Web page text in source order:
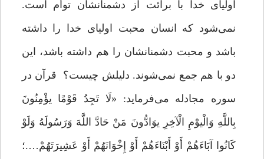
اولیای خدا با برائت از دشمنانشان توأم است.
نمى‌‌شود که انسان محبت اولیای خدا را داشته
باشد و محبت دشمنانشان را هم داشته باشد، این
دو با هم جمع نمى‌‌شوند. دلیلش چیست؟ قرآن در
سوره مجادله می‌فرماید: «لَا تَجِدُ قَوْمًا یؤْمِنُونَ
بِاللَّهِ وَالْیوْمِ الْآخِرِ یوَادُّونَ مَنْ حَادَّ اللَّهَ وَرَسُولَهُ وَلَوْ
کَانُوا آبَاءَهُمْ أَوْ أَبْنَاءَهُمْ أَوْ إِخْوَانَهُمْ أَوْ عَشِیرَتَهُمْ….؛